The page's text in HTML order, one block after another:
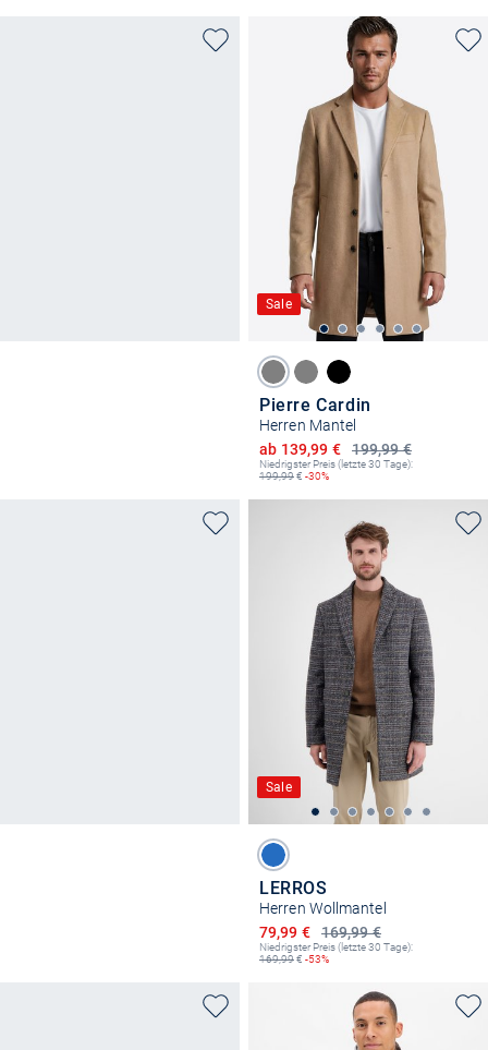
Sale
Pierre Cardin
Herren Mantel
199,99 €
Ermäßigter Preis
ab 139,99 €
Niedrigster Preis (letzte 30 Tage):
199,99€ -30%
Sale
LERROS
Herren Wollmantel
169,99 €
Ermäßigter Preis
79,99 €
Niedrigster Preis (letzte 30 Tage):
169,99€ -53%